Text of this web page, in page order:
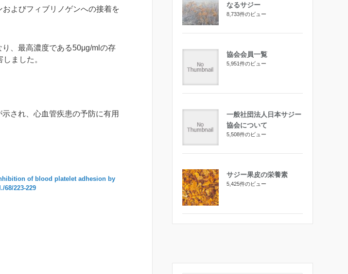
よびフィブリノゲンへの接着を
、最高濃度である50μg/mlの存
ました。
され、心血管疾患の予防に有用
of blood platelet adhesion by
223-229
なるサジー
8,733件のビュー
協会会員一覧
5,951件のビュー
一般社団法人日本サジー
協会について
5,508件のビュー
サジー果皮の栄養素
5,425件のビュー